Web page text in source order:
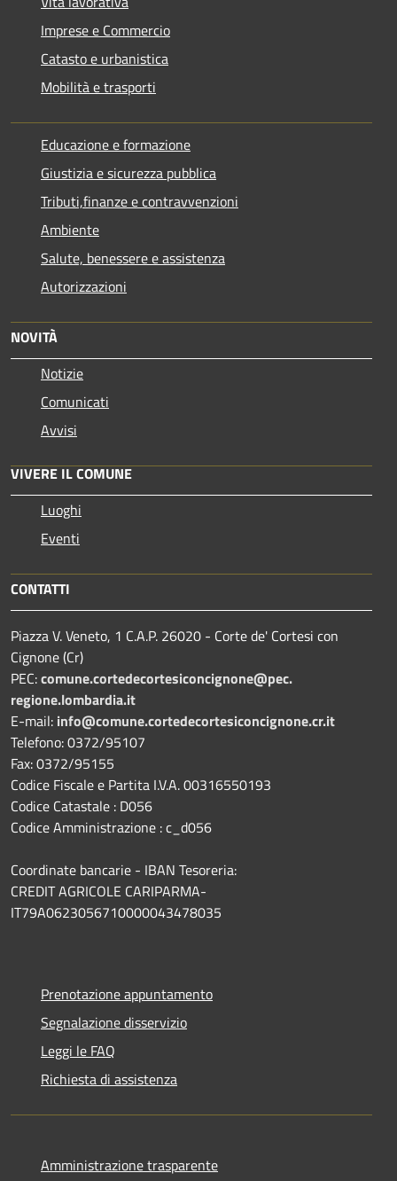
Imprese e Commercio
Catasto e urbanistica
Mobilità e trasporti
Educazione e formazione
Giustizia e sicurezza pubblica
Tributi,finanze e contravvenzioni
Ambiente
Salute, benessere e assistenza
Autorizzazioni
NOVITÀ
Notizie
Comunicati
Avvisi
VIVERE IL COMUNE
Luoghi
Eventi
CONTATTI
Piazza V. Veneto, 1 C.A.P. 26020 - Corte de' Cortesi con
Cignone (Cr)
PEC:comune.cortedecortesiconcignone@pec.
regione.lombardia.it
E-mail: info@comune.cortedecortesiconcignone.cr.it
Telefono: 0372/95107
Fax: 0372/95155
Codice Fiscale e Partita I.V.A. 00316550193
Codice Catastale : D056
Codice Amministrazione : c_d056
Coordinate bancarie - IBAN Tesoreria:
CREDIT AGRICOLE CARIPARMA-
IT79A0623056710000043478035
Prenotazione appuntamento
Segnalazione disservizio
Leggi le FAQ
Richiesta di assistenza
Amministrazione trasparente